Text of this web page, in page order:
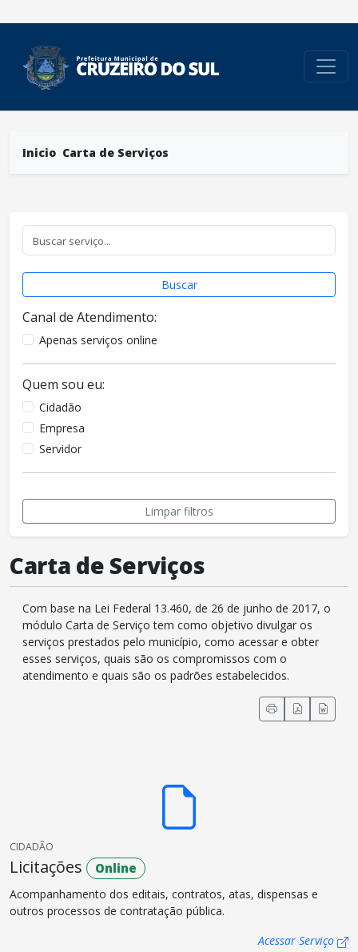
Inicio Carta de Serviços
Buscar
Canal de Atendimento:
Apenas serviços online
Quem sou eu:
Cidadão
Empresa
Servidor
Limpar filtros
Carta de Serviços
Com base na Lei Federal 13.460, de 26 de junho de 2017, o
módulo Carta de Serviço tem como objetivo divulgar os
serviços prestados pelo município, como acessar e obter
esses serviços, quais são os compromissos com o
atendimento e quais são os padrões estabelecidos.
CIDADÃO
Licitações Online
Acompanhamento dos editais, contratos, atas, dispensas e
outros processos de contratação pública.
Acessar Serviço